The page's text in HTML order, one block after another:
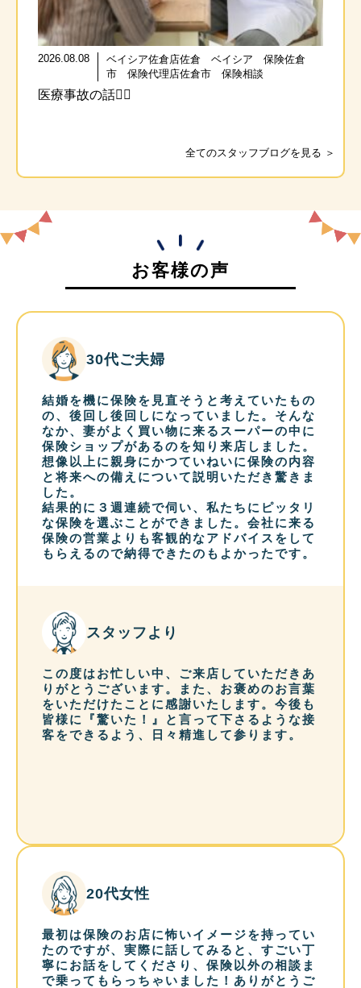
2026.08.08
ベイシア佐倉店佐倉 ベイシア 保険佐倉
市 保険代理店佐倉市 保険相談
医療事故の話🧑‍⚕️
全てのスタッフブログを見る ＞
お客様の声
30代ご夫婦
結婚を機に保険を見直そうと考えていたもの
の、後回し後回しになっていました。そんな
なか、妻がよく買い物に来るスーパーの中に
保険ショップがあるのを知り来店しました。
想像以上に親身にかつていねいに保険の内容
と将来への備えについて説明いただき驚きま
した。
結果的に３週連続で伺い、私たちにピッタリ
な保険を選ぶことができました。会社に来る
保険の営業よりも客観的なアドバイスをして
もらえるので納得できたのもよかったです。
スタッフより
この度はお忙しい中、ご来店していただきあ
りがとうございます。また、お褒めのお言葉
をいただけたことに感謝いたします。今後も
皆様に『驚いた！』と言って下さるような接
客をできるよう、日々精進して参ります。
20代女性
最初は保険のお店に怖いイメージを持ってい
たのですが、実際に話してみると、すごい丁
寧にお話をしてくださり、保険以外の相談ま
で乗ってもらっちゃいました！ありがとうご